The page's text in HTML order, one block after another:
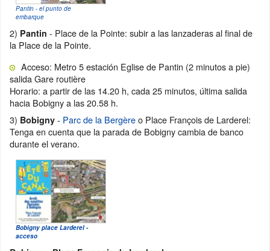
Pantin - el punto de
embarque
2) Pantin - Place de la Pointe: subir a las lanzaderas al final de
la Place de la Pointe.
Acceso: Metro 5 estación Eglise de Pantin (2 minutos a pie)
salida Gare routière
Horario: a partir de las 14.20 h, cada 25 minutos, última salida
hacia Bobigny a las 20.58 h.
3) Bobigny - Parc de la Bergèreo Place François de Larderel:
Tenga en cuenta que la parada de Bobigny cambia de banco
durante el verano.
Bobigny place Larderel -
acceso